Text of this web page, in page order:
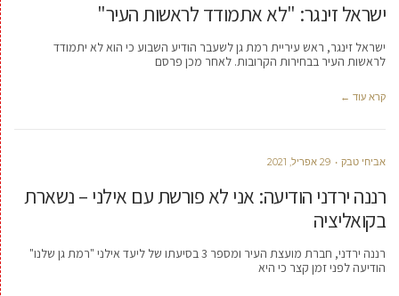
ישראל זינגר: "לא אתמודד לראשות העיר"
ישראל זינגר, ראש עיריית רמת גן לשעבר הודיע השבוע כי הוא לא יתמודד
לראשות העיר בבחירות הקרובות. לאחר מכן פרסם
קרא עוד ←
אביחי טבק 29 אפריל, 2021
רננה ירדני הודיעה: אני לא פורשת עם אילני – נשארת
בקואליציה
רננה ירדני, חברת מועצת העיר ומספר 3 בסיעתו של ליעד אילני "רמת גן שלנו"
הודיעה לפני זמן קצר כי היא